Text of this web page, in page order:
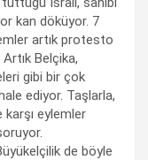
kan döküyor. 7
artık protesto
Belçika,
gibi bir çok
ediyor. Taşlarla,
eylemler
de böyle